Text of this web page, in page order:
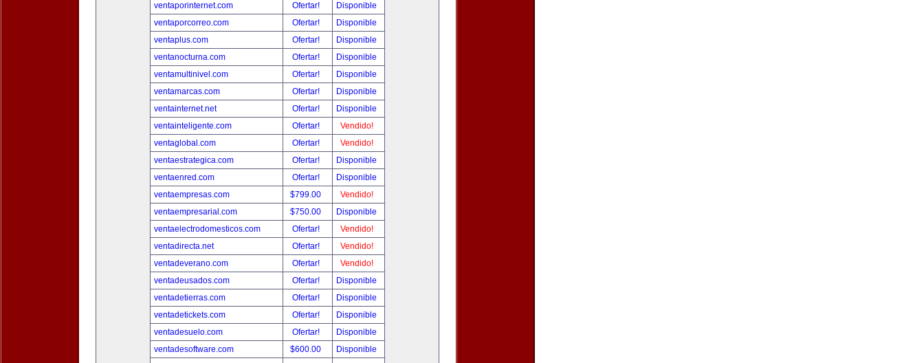
ventaporinternet.com
Ofertar!
Disponible
ventaporcorreo.com
Ofertar!
Disponible
ventaplus.com
Ofertar!
Disponible
ventanocturna.com
Ofertar!
Disponible
ventamultinivel.com
Ofertar!
Disponible
ventamarcas.com
Ofertar!
Disponible
ventainternet.net
Ofertar!
Disponible
ventainteligente.com
Ofertar!
Vendido!
ventaglobal.com
Ofertar!
Vendido!
ventaestrategica.com
Ofertar!
Disponible
ventaenred.com
Ofertar!
Disponible
ventaempresas.com
$799.00
Vendido!
ventaempresarial.com
$750.00
Disponible
ventaelectrodomesticos.com
Ofertar!
Vendido!
ventadirecta.net
Ofertar!
Vendido!
ventadeverano.com
Ofertar!
Vendido!
ventadeusados.com
Ofertar!
Disponible
ventadetierras.com
Ofertar!
Disponible
ventadetickets.com
Ofertar!
Disponible
ventadesuelo.com
Ofertar!
Disponible
ventadesoftware.com
$600.00
Disponible